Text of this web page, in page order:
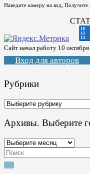
Наведите камеру на код,
Сайт начал работу 10 октября
Вход для авторов
Рубрики
Рубрики
Архивы. Выберите
Архивы.
Выберите
год
и
Search
for: